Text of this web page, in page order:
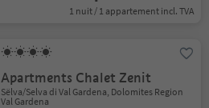
1 nuit / 1 appartement incl. TVA
Apartments Chalet Zenit
Sëlva/Selva di Val Gardena, Dolomites Region
Val Gardena